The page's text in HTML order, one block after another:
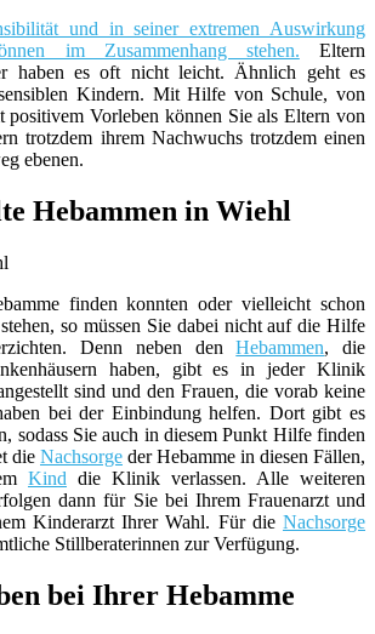
und in seiner extremen Auswirkung
im Zusammenhang stehen. Eltern
haben es oft nicht leicht. Ähnlich geht es
Kindern. Mit Hilfe von Schule, von
positivem Vorleben können Sie als Eltern von
trotzdem ihrem Nachwuchs trotzdem einen
ebenen.
Hebammen in Wiehl
finden konnten oder vielleicht schon
so müssen Sie dabei nicht auf die Hilfe
Denn neben denHebammen, die
haben, gibt es in jeder Klinik
sind und den Frauen, die vorab keine
bei der Einbindung helfen. Dort gibt es
sodass Sie auch in diesem Punkt Hilfe finden
die Nachsorge der Hebamme in diesen Fällen,
Kind die Klinik verlassen. Alle weiteren
dann für Sie bei Ihrem Frauenarzt und
Kinderarzt Ihrer Wahl. Für die Nachsorge
Stillberaterinnen zur Verfügung.
bei Ihrer Hebamme